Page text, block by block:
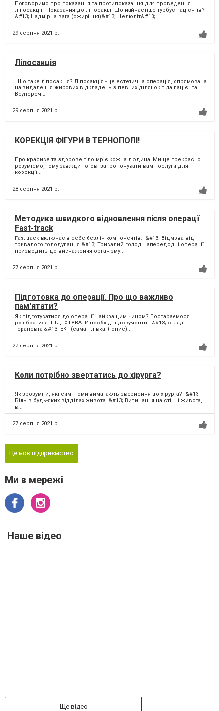
Поговоримо про показання та протипоказання для проведення
ліпосакції. Показання до ліпосакції Що найчастіше турбує пацієнтів?
&#13; Надмірна вага (ожиріння)&#13; Целюліт&#13;...
29 серпня 2021 р.
Ліпосакція
Що таке ліпосакція? Ліпосакція - це естетична операція, спрямована
на видалення жирових відкладень з певних ділянок тіла пацієнта.
Всупереч...
29 серпня 2021 р.
КОРЕКЦІЯ ФІГУРИ В ТЕРНОПОЛІ!
Про красиве та здорове тіло мріє кожна людина. Ми це прекрасно
розуміємо, тому завжди готові запропонувати вам послуги для
корекції...
28 серпня 2021 р.
Методика швидкого відновлення після операції
Fast-track
Fast-track включає в себе безліч компонентів: &#13; Відмова від
тривалого голодування &#13; Тривалий голод напередодні операції
призводить до виснаження організму...
27 серпня 2021 р.
Підготовка до операції. Про що важливо
пам'ятати?
Як підготуватися до операції найкращим чином? Постараємося
розібратися. ПІДГОТУВАТИ необхідні документи: &#13; огляд
терапевта &#13; ЕКГ (сама плівка + опис)...
27 серпня 2021 р.
Коли потрібно звертатись до хірурга?
Як зрозуміти, які симптоми вимагають звернення до хірурга? &#13;
Біль в будь-яких відділах живота. &#13; Випинання на стінці живота,
в...
27 серпня 2021 р.
Це моє підприємство
Ми в мережі
Наше відео
Ще відео